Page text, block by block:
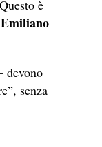
è
devono
senza